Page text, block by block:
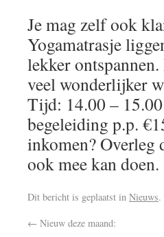
Je mag zelf ook
Yogamatrasje
lekker
veel wonderlijker
Tijd: 14.00 –
begeleiding p.p.
inkomen?
ook mee kan doen.
Dit bericht is geplaatst in Nieuws.
← Nieuw deze maand: